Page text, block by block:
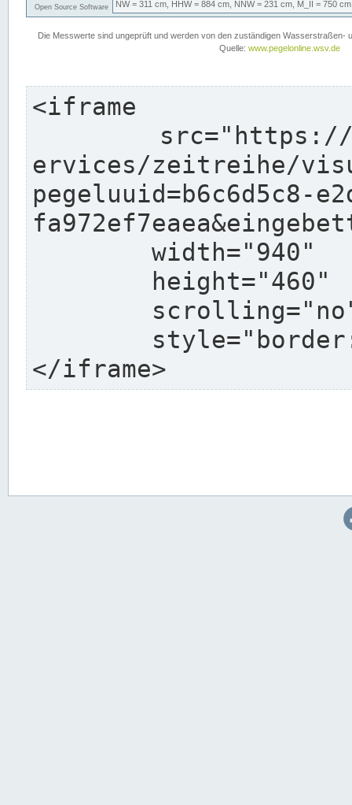
<iframe
ervices/zeitreihe/
pegeluuid=b6c6d5c8-
</iframe>